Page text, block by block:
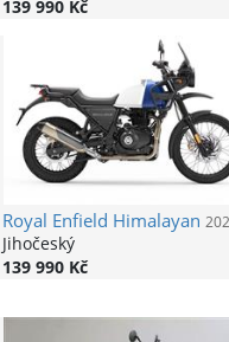
139 990 Kč
Royal Enfield Himalayan
Jihočeský
139 990 Kč